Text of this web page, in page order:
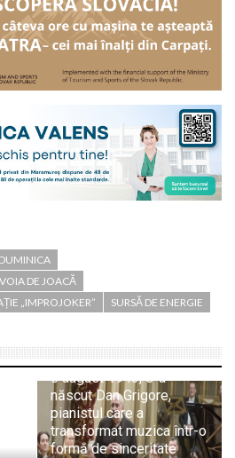
DUMINICA
DE JOACĂ
„IMPROJOKER”
SURSĂ DE ENERGIE
6 august 1943, s-a
născut Dan Grigore,
pianistul care a
transformat muzica într-o
formă de sinceritate